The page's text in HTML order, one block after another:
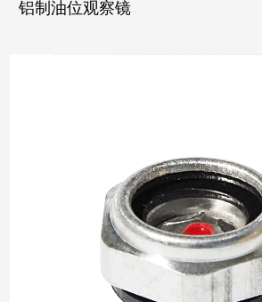
铝制油位观察镜